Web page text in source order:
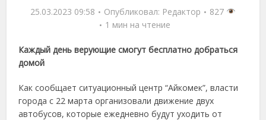
25.03.2023 09:58 Опубликовал: Редактор
827
1 мин на чтение
Каждый день верующие смогут бесплатно добраться
домой
Как сообщает ситуационный центр “Айкомек”, власти
города с 22 марта организовали движение двух
автобусов, которые ежедневно будут уходить от